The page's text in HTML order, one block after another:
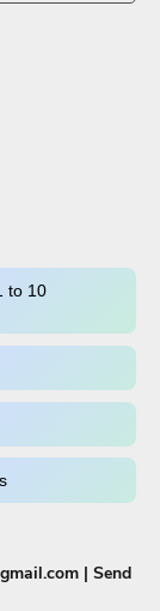
1 to 10
| Send